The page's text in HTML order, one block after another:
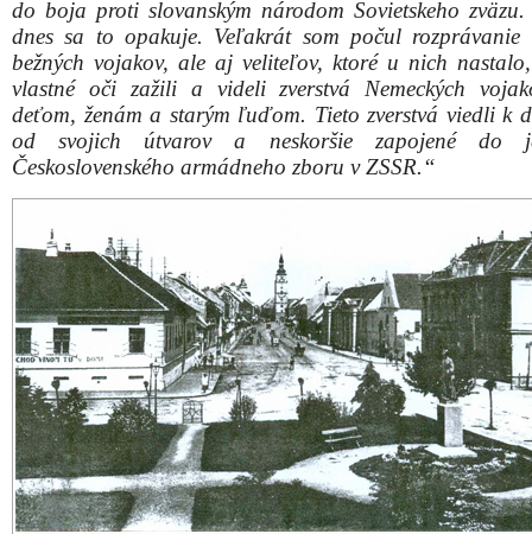
Umiestnennie sochy gen. M. R. Štefánika na dobovej
FOTO: Archív
viedli od roku 1989, ho nechali chátrať – bez
politického dresu. Ja faktom, že nie je v
Argumentovať tým, že je naklonený o 15 centimetrov a
neviem čo, ako argumentuje Guniš, je smiešne Šikmá
vysoká 57 metrov je vychýlená o 5 metrov a stojí.
to, akoby minulé vedenie mesta naskočilo na háčik
im pripravili predchádzajúci vládcovia mesta.
Na podnet bežných občanov mesta, ku ktorým
obyvatelia celého Slovenska sa rozbehla Petíca za
Pamätníka na pôvodnom mieste. Uskutočnili sa jej
písomná i internetová.